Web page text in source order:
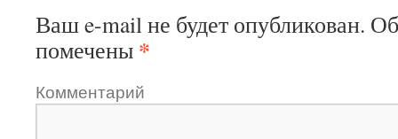
Ваш e-mail не будет опубликован.
помечены *
Комментарий